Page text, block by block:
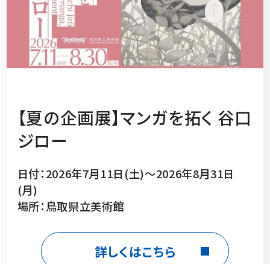
【夏の企画展】マンガを拓く 谷口
ジロー
日付：2026年7月11日(土)～2026年8月31日
(月)
場所：鳥取県立美術館
詳しくはこちら